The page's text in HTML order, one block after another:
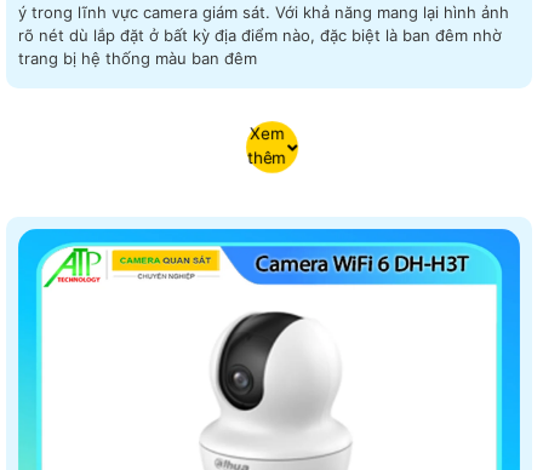
ý trong lĩnh vực camera giám sát. Với khả năng mang lại hình ảnh
rõ nét dù lắp đặt ở bất kỳ địa điểm nào, đặc biệt là ban đêm nhờ
trang bị hệ thống màu ban đêm
Xem
thêm